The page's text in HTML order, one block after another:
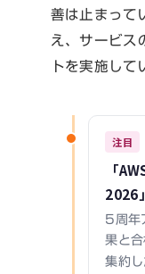
善は止まって
え、サービス
トを実施して
注目
「
2026
5周年
果と
集約し